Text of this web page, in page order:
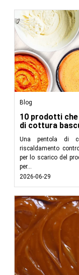
Blog
10 prodotti
di cottura
Una pentola di
riscaldamento
per lo scarico del
per...
2026-06-29